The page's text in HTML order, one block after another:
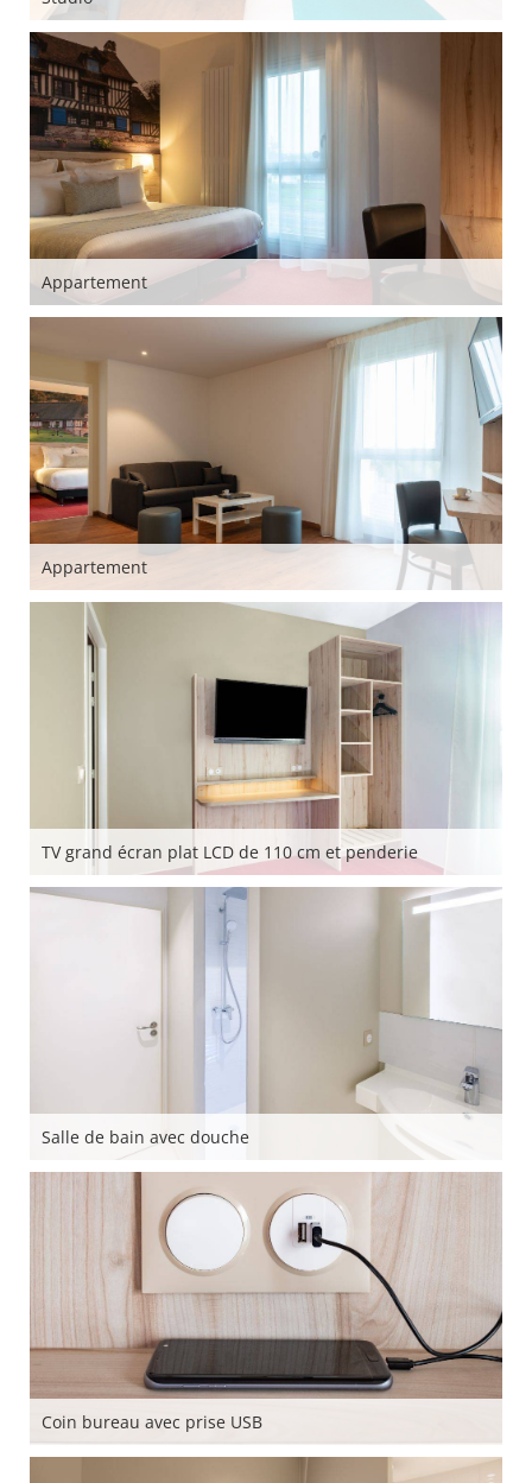
Appartement
Appartement
TV grand écran plat LCD de 110 cm et penderie
Salle de bain avec douche
Coin bureau avec prise USB